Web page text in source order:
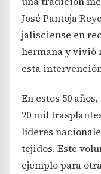
José Pantoja
jalisciense en
hermana y vivió
esta
En estos 50
20 mil
líderes
tejidos. Este
ejemplo para